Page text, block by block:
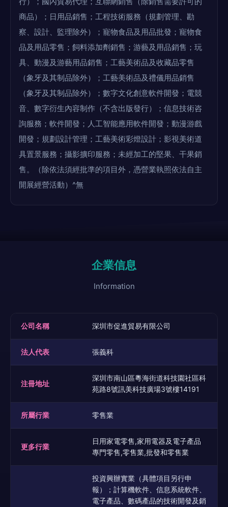
商品）；日用品銷售；工程技術服務（規劃管理、勘
察、設計、監理除外）；寵物食品及用品批發；寵物食
品及用品零售；飼料添加劑銷售；游藝及用品銷售；玩
具、動漫及游藝用品銷售；工藝美術品及收藏品零售
（象牙及其制品除外）；工藝美術品及禮儀用品銷售
（象牙及其制品除外）；數字文化創意軟件開發；電競
音、數字衍生內容制作（不含出版發行）；信息技術咨
詢服務；軟件開發；人工智能應用軟件開發；動漫游戲
開發；規劃設計管理；工藝美術彩燈設計；影視美術道
具置景服務；攝影擴印服務；未經加工的堅果、干果銷
售。（除依法須經批準的項目外，憑營業執照依法自主
開展經營活動）^無
企業信息
Information
公司名稱 深圳市促進貿易有限公司
法人代表 張義科
注冊地址
深圳市南山區粵海街道科技園社區科
苑路8號訊美科技廣場3號樓14191
所屬行業 零售業
更多行業
日用家電零售,家用電器及電子產品
專門零售,零售業,批發和零售業
投資興辦實業（具體項目另行申
報）；計算機軟件、信息系統軟件、
電子產品、數碼產品的技術開發及銷